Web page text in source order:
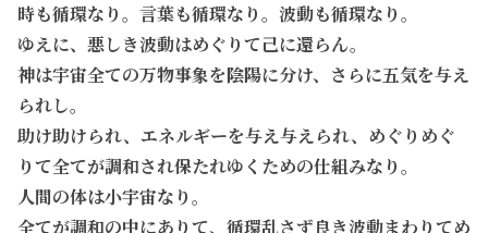
時も循環なり。言葉も循環なり。波動も循環なり。
ゆえに、悪しき波動はめぐりて己に還らん。
神は宇宙全ての万物事象を陰陽に分け、さらに五気を与え
られし。
助け助けられ、エネルギーを与え与えられ、めぐりめぐ
りて全てが調和され保たれゆくための仕組みなり。
人間の体は小宇宙なり。
全てが調和の中にありて、循環乱さず良き波動まわりてめ